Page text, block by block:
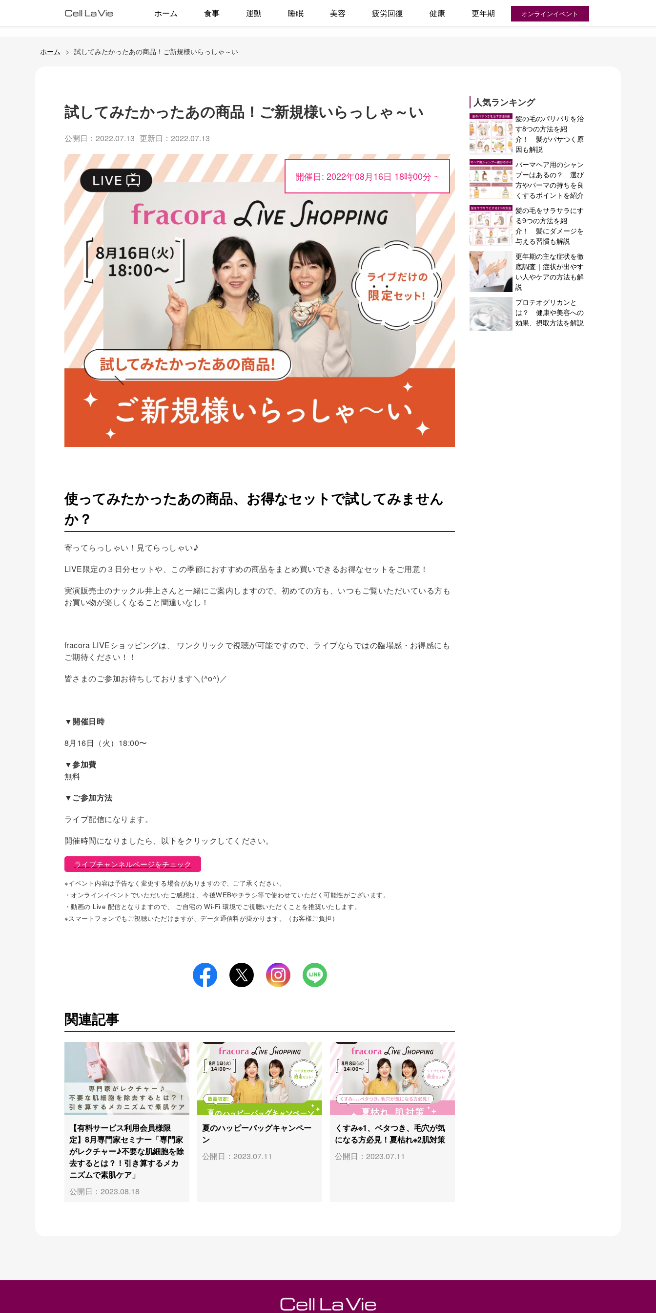
ホーム 食事 運動 睡眠 美容 疲労回復 健康 更年期 オンラインイベント
ホーム 試してみたかったあの商品！ご新規様いらっしゃ～い
試してみたかったあの商品！ご新規様いらっしゃ～い
公開日：2022.07.13 更新日：2022.07.13
開催日: 2022年08月16日 18時00分 ~
使ってみたかったあの商品、お得なセットで試してみません
か？
寄ってらっしゃい！見てらっしゃい♪
LIVE限定の３日分セットや、この季節におすすめの商品をまとめ買いできるお得なセットをご用意！
実演販売士のナックル井上さんと一緒にご案内しますので、初めての方も、いつもご覧いただいている方も
お買い物が楽しくなること間違いなし！
fracora LIVEショッピングは、 ワンクリックで視聴が可能ですので、ライブならではの臨場感・お得感にも
ご期待ください！！
皆さまのご参加お待ちしております＼(^o^)／
▼開催日時
8月16日（火）18:00〜
▼参加費
無料
▼ご参加方法
ライブ配信になります。
開催時間になりましたら、以下をクリックしてください。
ライブチャンネルページをチェック
※イベント内容は予告なく変更する場合がありますので、ご了承ください。
・オンラインイベントでいただいたご感想は、今後WEBやチラシ等で使わせていただく可能性がございます。
・動画の Live 配信となりますので、 ご自宅の Wi-Fi 環境でご視聴いただくことを推奨いたします。
※スマートフォンでもご視聴いただけますが、データ通信料が掛かります。（お客様ご負担）
関連記事
【有料サービス利用会員様限
定】8月専門家セミナー「専門家
がレクチャー♪不要な肌細胞を除
去するとは？！引き算するメカ
ニズムで素肌ケア」
公開日：2023.08.18
夏のハッピーバッグキャンペー
ン
公開日：2023.07.11
くすみ※1、ベタつき、毛穴が気
になる方必見！夏枯れ※2肌対策
公開日：2023.07.11
人気ランキング
髪の毛のパサパサを治
す8つの方法を紹
介！ 髪がパサつく原
因も解説
パーマヘア用のシャン
プーはあるの？ 選び
方やパーマの持ちを良
くするポイントを紹介
髪の毛をサラサラにす
る9つの方法を紹
介！ 髪にダメージを
与える習慣も解説
更年期の主な症状を徹
底調査｜症状が出やす
い人やケアの方法も解
説
プロテオグリカンと
は？ 健康や美容への
効果、摂取方法を解説